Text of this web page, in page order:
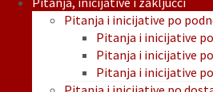
Pitanja i inicijative po
Pitanja i inicijative
Pitanja i inicijative
Pitanja i inicijative